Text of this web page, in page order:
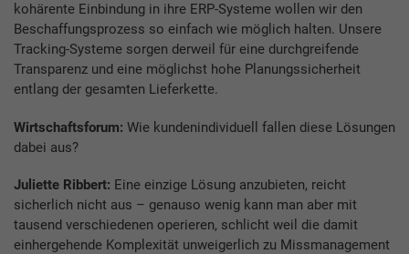
kohärente Einbindung in ihre ERP-Systeme wollen wir den
Beschaffungsprozess so einfach wie möglich halten. Unsere
Tracking-Systeme sorgen derweil für eine durchgreifende
Transparenz und eine möglichst hohe Planungssicherheit
entlang der gesamten Lieferkette.
Wirtschaftsforum: Wie kundenindividuell fallen diese Lösungen
dabei aus?
Juliette Ribbert: Eine einzige Lösung anzubieten, reicht
sicherlich nicht aus – genauso wenig kann man aber mit
tausend verschiedenen operieren, schlicht weil die damit
einhergehende Komplexität unweigerlich zu Missmanagement